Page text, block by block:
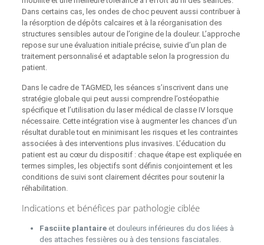
Dans certains cas, les ondes de choc peuvent aussi contribuer à
la résorption de dépôts calcaires et à la réorganisation des
structures sensibles autour de l’origine de la douleur. L’approche
repose sur une évaluation initiale précise, suivie d’un plan de
traitement personnalisé et adaptable selon la progression du
patient.
Dans le cadre de TAGMED, les séances s’inscrivent dans une
stratégie globale qui peut aussi comprendre l’ostéopathie
spécifique et l’utilisation du laser médical de classe IV lorsque
nécessaire. Cette intégration vise à augmenter les chances d’un
résultat durable tout en minimisant les risques et les contraintes
associées à des interventions plus invasives. L’éducation du
patient est au cœur du dispositif : chaque étape est expliquée en
termes simples, les objectifs sont définis conjointement et les
conditions de suivi sont clairement décrites pour soutenir la
réhabilitation.
Indications et bénéfices par pathologie ciblée
Fasciite plantaireet douleurs inférieures du dos liées à
des attaches fessières ou à des tensions fascia­tales.